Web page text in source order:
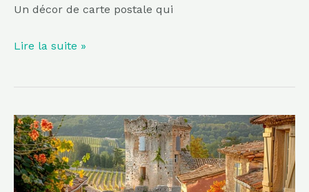
Un décor de carte postale qui
Lire la suite »
Dominé
par
une
forteresse